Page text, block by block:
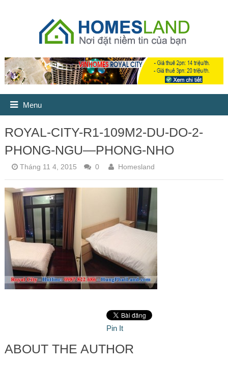
Menu
ROYAL-CITY-R1-109M2-DU-DO-2-
PHONG-NGU—PHONG-NHO
Tháng 11 4, 2015 0 Homesland
Pin It
ABOUT THE AUTHOR